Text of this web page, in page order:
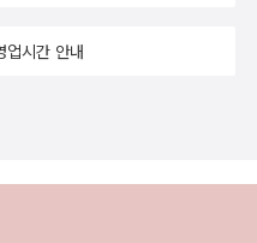
좋을것 같아요.^^ 약 6
업시간 안내